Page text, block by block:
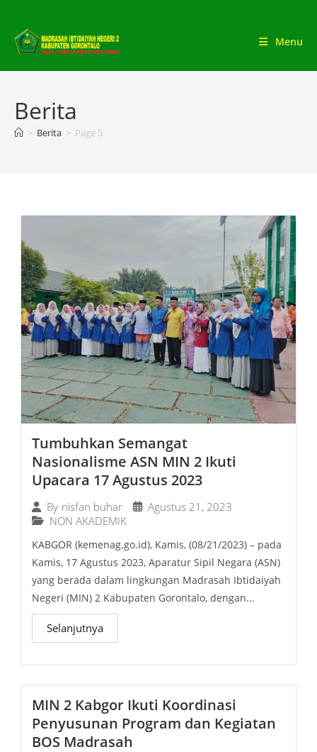
Menu
Berita
> Berita > Page 5
Tumbuhkan Semangat
Nasionalisme ASN MIN 2 Ikuti
Upacara 17 Agustus 2023
By nisfan buhar
Agustus 21, 2023
NON AKADEMIK
KABGOR (kemenag.go.id), Kamis, (08/21/2023) – pada
Kamis, 17 Agustus 2023, Aparatur Sipil Negara (ASN)
yang berada dalam lingkungan Madrasah Ibtidaiyah
Negeri (MIN) 2 Kabupaten Gorontalo, dengan...
Selanjutnya
MIN 2 Kabgor Ikuti Koordinasi
Penyusunan Program dan Kegiatan
BOS Madrasah